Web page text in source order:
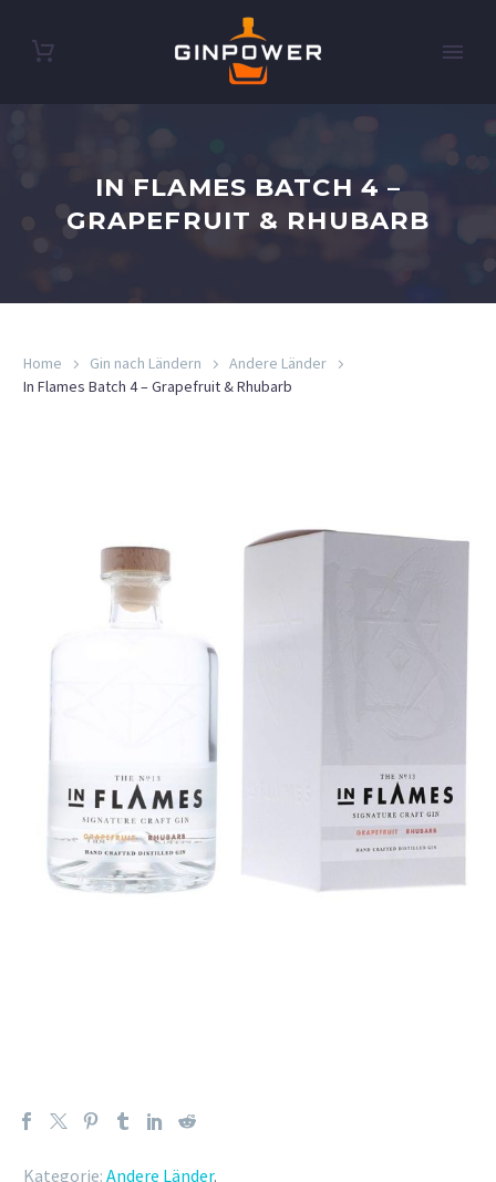
IN FLAMES BATCH 4 –
GRAPEFRUIT & RHUBARB
Home Gin nach Ländern
Andere Länder
In Flames Batch 4 – Grapefruit & Rhubarb
Kategorie: Andere Länder.